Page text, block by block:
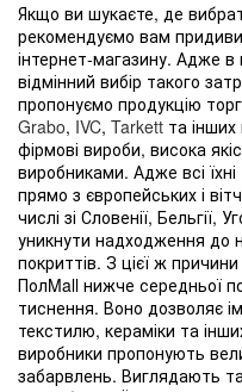
Якщо ви шукаєте, де
рекомендуємо вам
інтернет-магазину. Адже
відмінний вибір такого
пропонуємо продукцію
Grabo, IVC, Tarkett та
фірмові вироби, висока
виробниками. Адже всі
прямо з європейських і
числі зі Словенії, Бельгії,
уникнути надходження до
покриттів. З цієї ж
ПолMall нижче середньої
тиснення. Воно дозволяє
текстилю, кераміки та
виробники пропонують
забарвлень. Виглядають